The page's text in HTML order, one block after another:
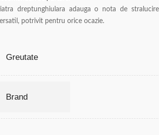
dreptunghiulara adauga o nota de
potrivit pentru orice ocazie.
Greutate
Brand